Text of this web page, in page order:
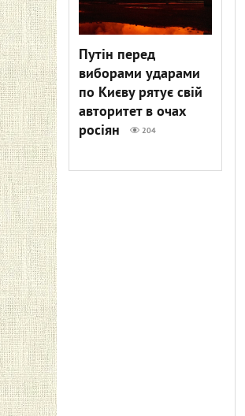
Путін перед
виборами ударами
по Києву рятує свій
авторитет в очах
росіян
204